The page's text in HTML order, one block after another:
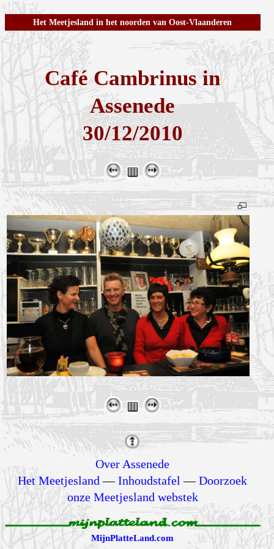
Het Meetjesland in het noorden van Oost-Vlaanderen
Café Cambrinus in
Assenede
30/12/2010
Over Assenede
Het Meetjesland —Inhoudstafel —Doorzoek
onze Meetjesland webstek
MijnPlatteLand.com